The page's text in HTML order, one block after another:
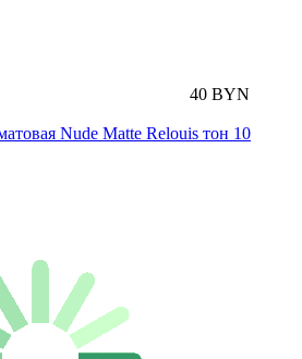
40 BYN
Nude Matte Relouis тон 10